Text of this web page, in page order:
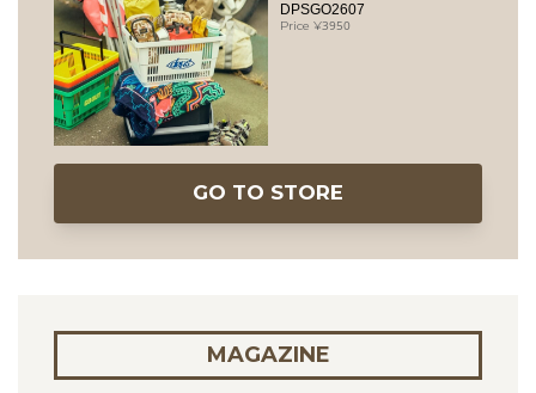
DPSGO2607
3950
GO TO STORE
MAGAZINE